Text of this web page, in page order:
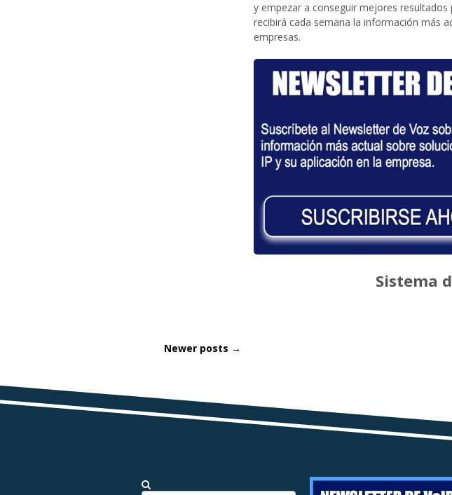
y empezar a conseguir mejores
recibirá cada semana la información más
empresas.
Sistema
Newer posts →